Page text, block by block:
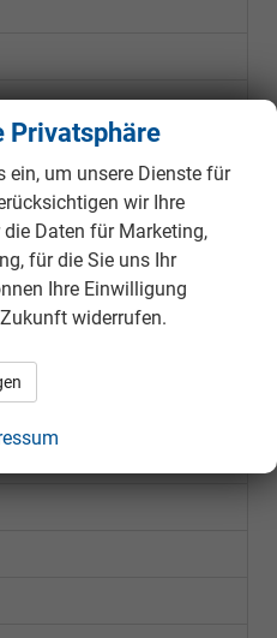
Privatsphäre
ein, um unsere Dienste für
wir Ihre
Daten für Marketing,
für die Sie uns Ihr
Ihre Einwilligung
widerrufen.